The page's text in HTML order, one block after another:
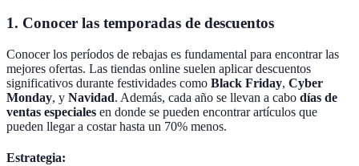
1. Conocer las temporadas de descuentos
Conocer los períodos de rebajas es fundamental para encontrar las
mejores ofertas. Las tiendas online suelen aplicar descuentos
significativos durante festividades como Black Friday, Cyber
Monday, y Navidad. Además, cada año se llevan a cabo días de
ventas especiales en donde se pueden encontrar artículos que
pueden llegar a costar hasta un 70% menos.
Estrategia: